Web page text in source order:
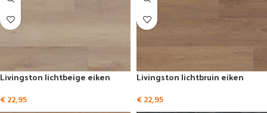
Livingston lichtbeige eiken
€22,95
Livingston lichtbruin eiken
€22,95